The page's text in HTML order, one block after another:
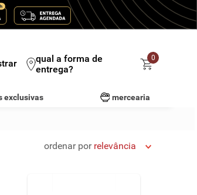
qual a forma de
entrega?
0
exclusivas mercearia
ordenar por relevância